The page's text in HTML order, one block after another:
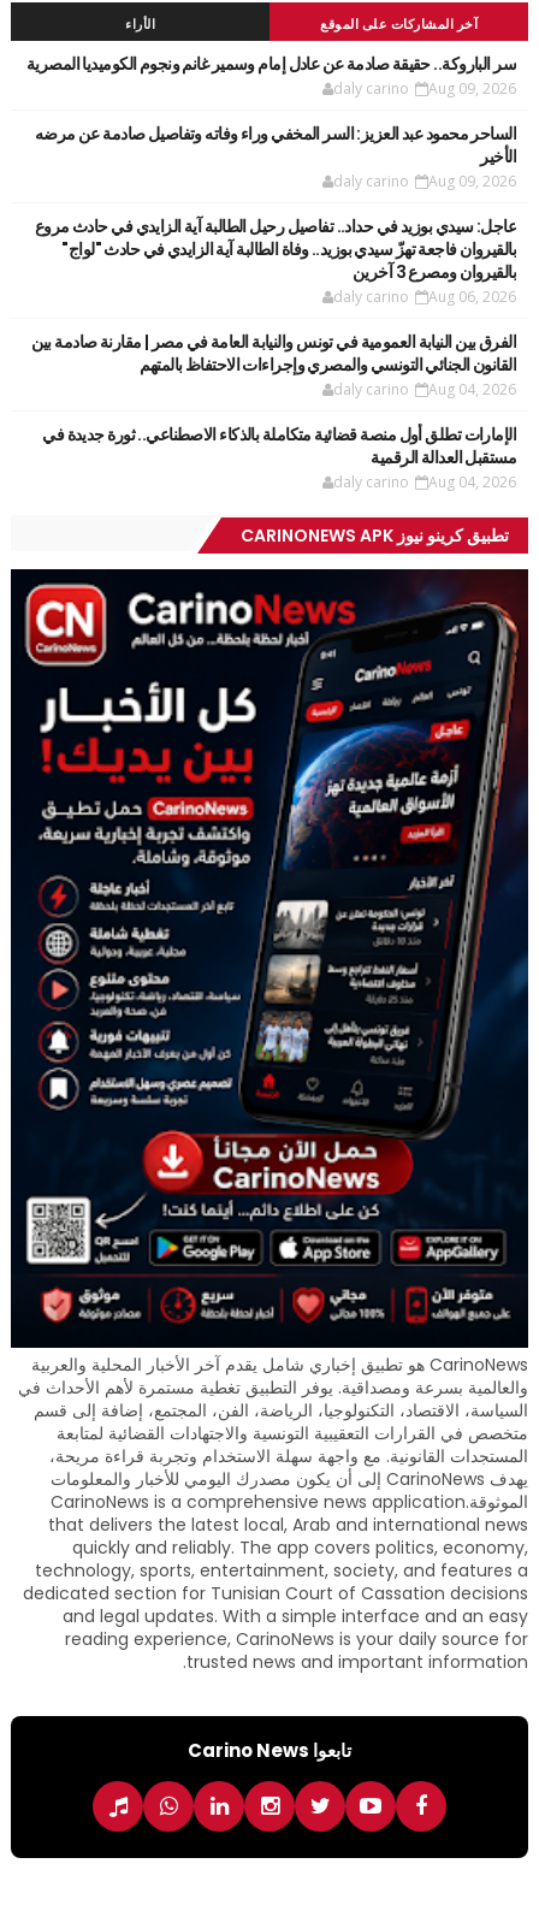
آخر المشاركات على الموقع الأراء
سر الباروكة.. حقيقة صادمة عن عادل إمام وسمير غانم ونجوم الكوميديا المصرية
daly carino Aug 09, 2026
الساحر محمود عبد العزيز: السر المخفي وراء وفاته وتفاصيل صادمة عن مرضه
الأخير
daly carino Aug 09, 2026
عاجل: سيدي بوزيد في حداد.. تفاصيل رحيل الطالبة آية الزايدي في حادث مروع
بالقيروان فاجعة تهزّ سيدي بوزيد.. وفاة الطالبة آية الزايدي في حادث "لواج"
بالقيروان ومصرع 3 آخرين
daly carino Aug 06, 2026
الفرق بين النيابة العمومية في تونس والنيابة العامة في مصر | مقارنة صادمة بين
القانون الجنائي التونسي والمصري وإجراءات الاحتفاظ بالمتهم
daly carino Aug 04, 2026
الإمارات تطلق أول منصة قضائية متكاملة بالذكاء الاصطناعي.. ثورة جديدة في
مستقبل العدالة الرقمية
daly carino Aug 04, 2026
تطبيق كرينو نيوز CARINONEWS APK
CarinoNews هو تطبيق إخباري شامل يقدم آخر الأخبار المحلية والعربية
والعالمية بسرعة ومصداقية. يوفر التطبيق تغطية مستمرة لأهم الأحداث في
السياسة، الاقتصاد، التكنولوجيا، الرياضة، الفن، المجتمع، إضافة إلى قسم
متخصص في القرارات التعقيبية التونسية والاجتهادات القضائية لمتابعة
المستجدات القانونية. مع واجهة سهلة الاستخدام وتجربة قراءة مريحة،
يهدف CarinoNews إلى أن يكون مصدرك اليومي للأخبار والمعلومات
الموثوقة.CarinoNews is a comprehensive news application
that delivers the latest local, Arab and international news
quickly and reliably. The app covers politics, economy,
technology, sports, entertainment, society, and features a
dedicated section for Tunisian Court of Cassation decisions
and legal updates. With a simple interface and an easy
reading experience, CarinoNews is your daily source for
trusted news and important information.
تابعوا Carino News